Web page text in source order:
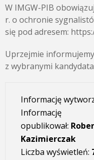
W IMGW-PIB
r. o ochronie
się pod adresem:
Uprzejmie
z wybranymi
Informację
Informację
opublikował:
Kazimierczak
Liczba wyświetleń: